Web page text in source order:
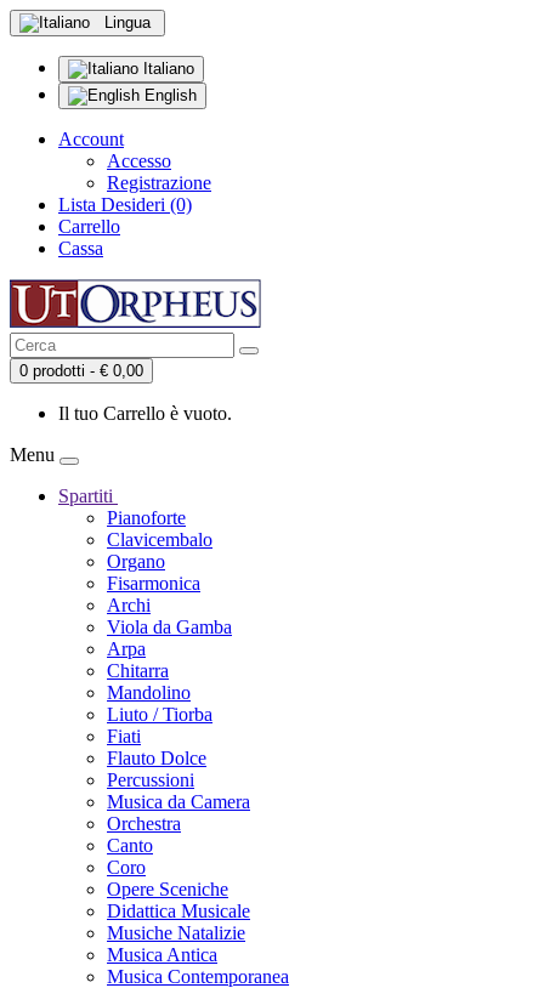
Lingua
Italiano
English
Account
Accesso
Registrazione
Lista Desideri (0)
Carrello
Cassa
0 prodotti - € 0,00
Il tuo Carrello è vuoto.
Menu
Spartiti
Pianoforte
Clavicembalo
Organo
Fisarmonica
Archi
Viola da Gamba
Arpa
Chitarra
Mandolino
Liuto / Tiorba
Fiati
Flauto Dolce
Percussioni
Musica da Camera
Orchestra
Canto
Coro
Opere Sceniche
Didattica Musicale
Musiche Natalizie
Musica Antica
Musica Contemporanea